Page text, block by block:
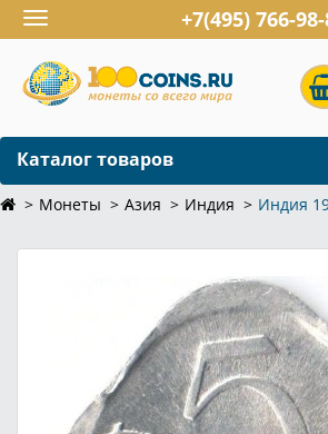
Toggle
navigation
+7(495) 766-
Каталог товаров
Монеты Азия Индия Индия